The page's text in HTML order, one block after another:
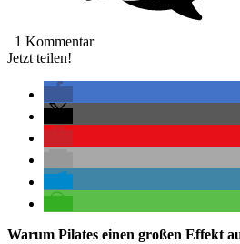
1 Kommentar
Jetzt teilen!
Warum Pilates einen großen Effekt